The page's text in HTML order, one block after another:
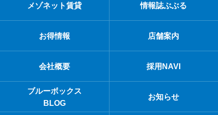
メゾネット賃貸 情報誌ぶぶる
お得情報 店舗案内
会社概要 採用NAVI
ブルーボックス
BLOG
お知らせ